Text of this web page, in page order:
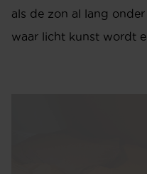
als de zon al lang
waar licht kunst wordt